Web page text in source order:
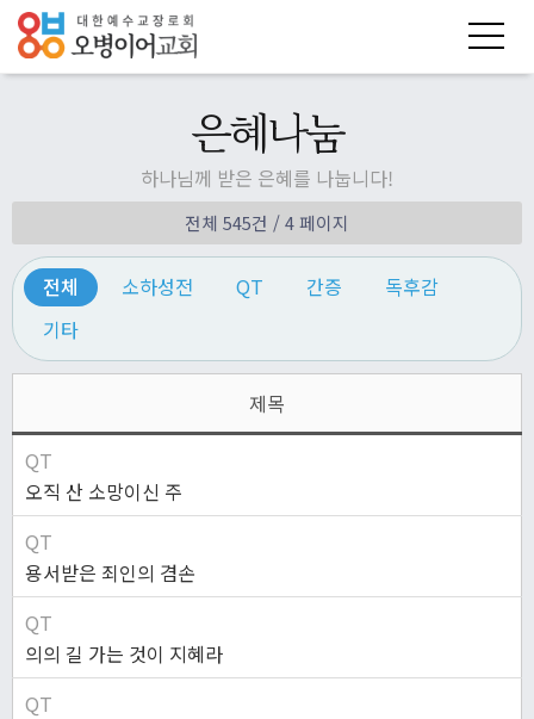
은혜나눔
하나님께 받은 은혜를 나눕니다!
전체 545건 / 4 페이지
전체 소하성전 QT 간증
독후감
기타
제목
QT
오직 산 소망이신 주
QT
용서받은 죄인의 겸손
QT
의의 길 가는 것이 지혜라
QT